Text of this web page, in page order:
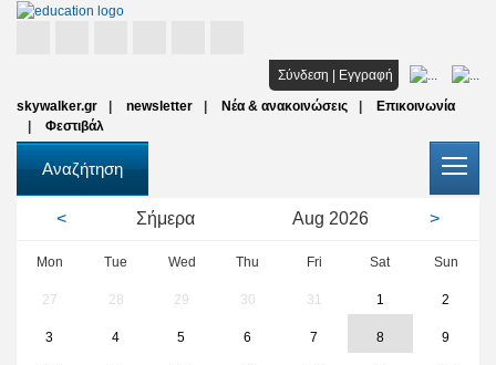
Σύνδεση | Εγγραφή
skywalker.gr
newsletter Νέα & ανακοινώσεις
Επικοινωνία
Φεστιβάλ
Αναζήτηση
Σπουδές
Υποτροφίες
Όλοι οι φορείς
Αρθρα
< Σήμερα Aug 2026 >
Mon Tue Wed Thu Fri Sat Sun
27 28 29 30 31 1 2
3 4 5 6 7 8 9